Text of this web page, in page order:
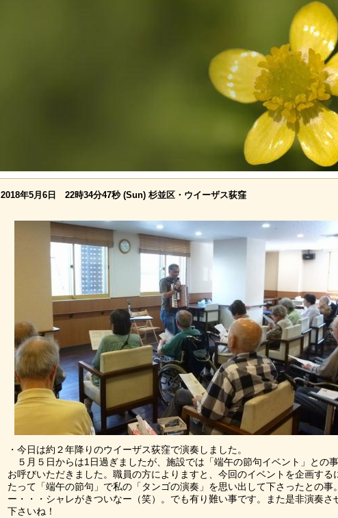
2018年5月6日 22時34分47秒 (Sun) 杉並区・ウイーザス荻窪
・今日は約２年降りのウイーザス荻窪で演奏しました。
５月５日からは1日過ぎましたが、施設では「端午の節句イベント」との
お呼びいただきました。職員の方によりますと、今回のイベントを企画する
たって「端午の節句」で私の「タンゴの演奏」を思い出して下さったとの事
ー・・・シャレがきついなー（笑）。でも有り難い事です。また是非演奏さ
下さいね！